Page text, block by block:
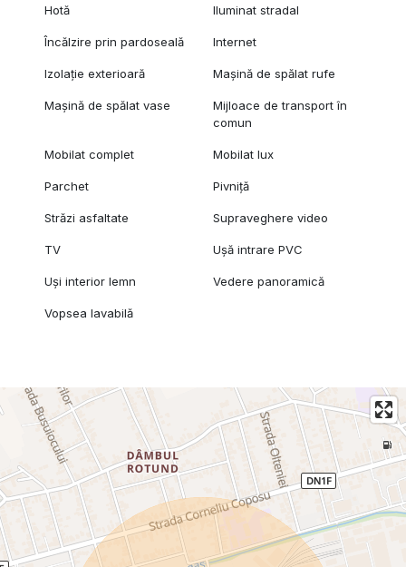
Hotă Iluminat stradal
Încălzire prin pardoseală Internet
Izolație exterioară Mașină de spălat rufe
Mașină de spălat vase
Mijloace de transport în
comun
Mobilat complet Mobilat lux
Parchet Pivniță
Străzi asfaltate Supraveghere video
TV Ușă intrare PVC
Uși interior lemn Vedere panoramică
Vopsea lavabilă